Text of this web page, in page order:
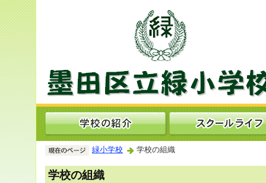
緑小学校 学校の組織
学校の組織